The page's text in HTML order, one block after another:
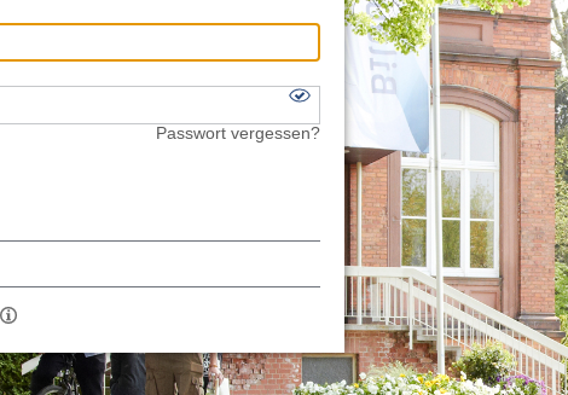
Passwort vergessen?